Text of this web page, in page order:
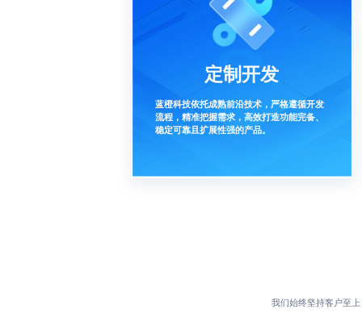
定制开发
蓝橙科技依托成熟前沿技术，严格遵循开发
流程，精准把握需求，高效打造功能完备、
稳定可靠且扩展性强的产品。
我们始终坚持客户至